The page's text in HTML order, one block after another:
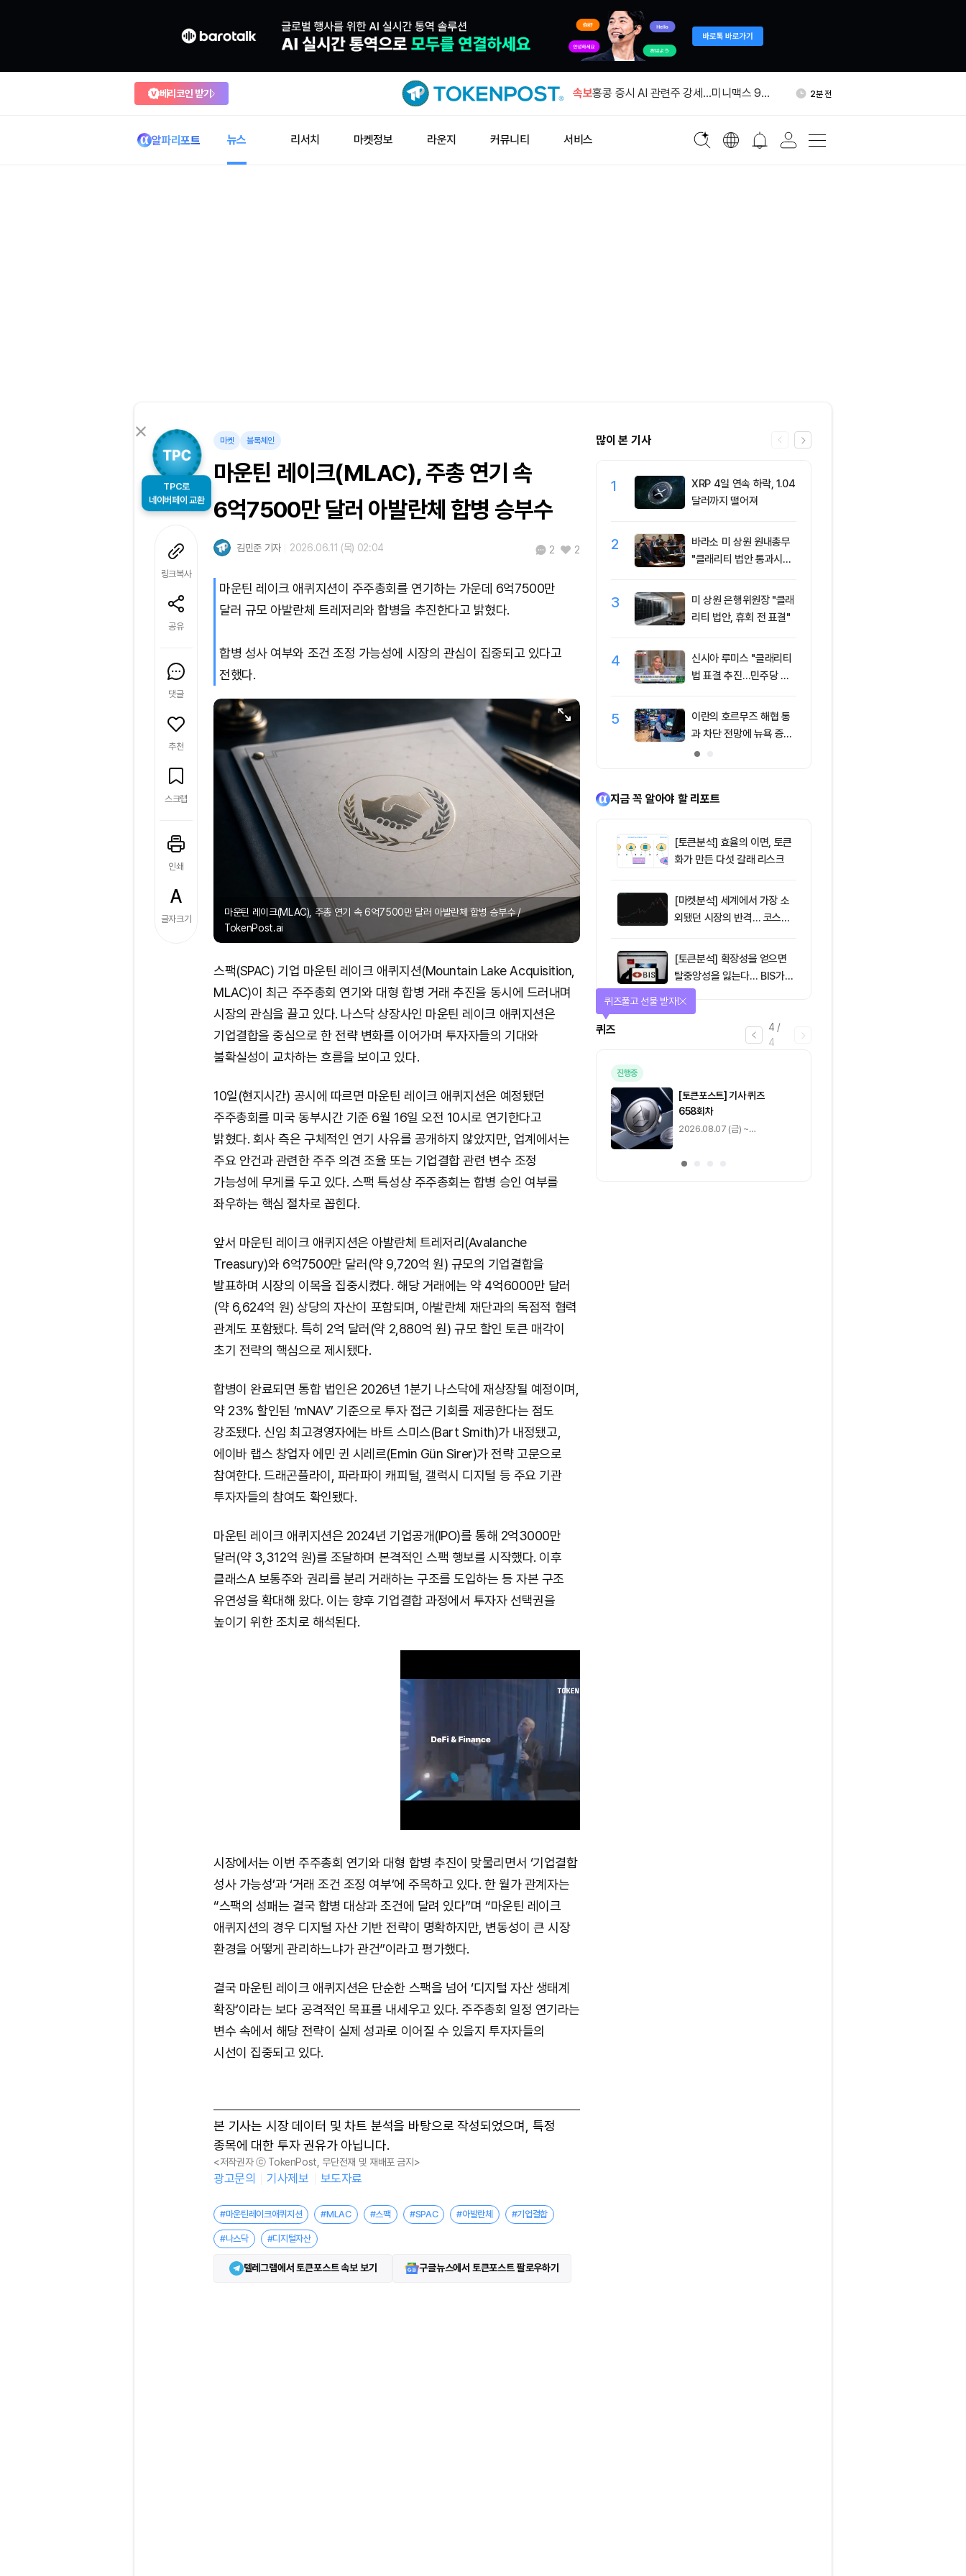
베리코인 받기 속보
미 모레노 상원의원, ‘비트코인 흑인 투자
홍콩 증시 AI 관련주 강세…미니맥스 9%
2분 전
알파리포트 뉴스 리서치 마켓정보 라운지 커뮤니티 서비스
TPC로
네이버페이 교환
링크복사
공유
댓글
추천
스크랩
인쇄
글자크기
마켓 블록체인
마운틴 레이크(MLAC), 주총 연기 속
6억7500만 달러 아발란체 합병 승부수
김민준 기자 2026.06.11 (목) 02:04 2 2
마운틴 레이크 애퀴지션이 주주총회를 연기하는 가운데 6억7500만
달러 규모 아발란체 트레저리와 합병을 추진한다고 밝혔다.
합병 성사 여부와 조건 조정 가능성에 시장의 관심이 집중되고 있다고
전했다.
마운틴 레이크(MLAC), 주총 연기 속 6억7500만 달러 아발란체 합병 승부수 /
TokenPost.ai
스팩(SPAC) 기업 마운틴 레이크 애퀴지션(Mountain Lake Acquisition,
MLAC)이 최근 주주총회 연기와 대형 합병 거래 추진을 동시에 드러내며
시장의 관심을 끌고 있다. 나스닥 상장사인 마운틴 레이크 애퀴지션은
기업결합을 중심으로 한 전략 변화를 이어가며 투자자들의 기대와
불확실성이 교차하는 흐름을 보이고 있다.
10일(현지시간) 공시에 따르면 마운틴 레이크 애퀴지션은 예정됐던
주주총회를 미국 동부시간 기준 6월 16일 오전 10시로 연기한다고
밝혔다. 회사 측은 구체적인 연기 사유를 공개하지 않았지만, 업계에서는
주요 안건과 관련한 주주 의견 조율 또는 기업결합 관련 변수 조정
가능성에 무게를 두고 있다. 스팩 특성상 주주총회는 합병 승인 여부를
좌우하는 핵심 절차로 꼽힌다.
앞서 마운틴 레이크 애퀴지션은 아발란체 트레저리(Avalanche
Treasury)와 6억7500만 달러(약 9,720억 원) 규모의 기업결합을
발표하며 시장의 이목을 집중시켰다. 해당 거래에는 약 4억6000만 달러
(약 6,624억 원) 상당의 자산이 포함되며, 아발란체 재단과의 독점적 협력
관계도 포함됐다. 특히 2억 달러(약 2,880억 원) 규모 할인 토큰 매각이
초기 전략의 핵심으로 제시됐다.
합병이 완료되면 통합 법인은 2026년 1분기 나스닥에 재상장될 예정이며,
약 23% 할인된 ‘mNAV’ 기준으로 투자 접근 기회를 제공한다는 점도
강조됐다. 신임 최고경영자에는 바트 스미스(Bart Smith)가 내정됐고,
에이바 랩스 창업자 에민 귄 시레르(Emin Gün Sirer)가 전략 고문으로
참여한다. 드래곤플라이, 파라파이 캐피털, 갤럭시 디지털 등 주요 기관
투자자들의 참여도 확인됐다.
마운틴 레이크 애퀴지션은 2024년 기업공개(IPO)를 통해 2억3000만
달러(약 3,312억 원)를 조달하며 본격적인 스팩 행보를 시작했다. 이후
클래스A 보통주와 권리를 분리 거래하는 구조를 도입하는 등 자본 구조
유연성을 확대해 왔다. 이는 향후 기업결합 과정에서 투자자 선택권을
높이기 위한 조치로 해석된다.
M
t
시장에서는 이번 주주총회 연기와 대형 합병 추진이 맞물리면서 ‘기업결합
성사 가능성’과 ‘거래 조건 조정 여부’에 주목하고 있다. 한 월가 관계자는
“스팩의 성패는 결국 합병 대상과 조건에 달려 있다”며 “마운틴 레이크
애퀴지션의 경우 디지털 자산 기반 전략이 명확하지만, 변동성이 큰 시장
환경을 어떻게 관리하느냐가 관건”이라고 평가했다.
결국 마운틴 레이크 애퀴지션은 단순한 스팩을 넘어 ‘디지털 자산 생태계
확장’이라는 보다 공격적인 목표를 내세우고 있다. 주주총회 일정 연기라는
변수 속에서 해당 전략이 실제 성과로 이어질 수 있을지 투자자들의
시선이 집중되고 있다.
본 기사는 시장 데이터 및 차트 분석을 바탕으로 작성되었으며, 특정
종목에 대한 투자 권유가 아닙니다.
<저작권자 ⓒ TokenPost, 무단전재 및 재배포 금지>
광고문의 기사제보 보도자료
#마운틴레이크애퀴지션 #MLAC #스팩 #SPAC #아발란체 #기업결합
#나스닥 #디지털자산
텔레그램에서 토큰포스트 속보 보기 구글뉴스에서 토큰포스트 팔로우하기
많이 본 기사
1
XRP 4일 연속 하락, 1.04
달러까지 떨어져
2
바라소 미 상원 원내총무
"클래리티 법안 통과시킬
3
미 상원 은행위원장 "클래
리티 법안, 휴회 전 표결"
4
신시아 루미스 "클래리티
법 표결 추진…민주당 입
5
이란의 호르무즈 해협 통
과 차단 전망에 뉴욕 증시
약세
지금 꼭 알아야 할 리포트
[토큰분석] 효율의 이면, 토큰
화가 만든 다섯 갈래 리스크
[마켓분석] 세계에서 가장 소
외됐던 시장의 반격… 코스피
[토큰분석] 확장성을 얻으면
탈중앙성을 잃는다… BIS가
짚은 블록체인 ‘분열의 경제
4 /
4
퀴즈
퀴즈풀고 선물 받자!
진행중
[토큰포스트] 기사 퀴즈
658회차
2026.08.07 (금) ~